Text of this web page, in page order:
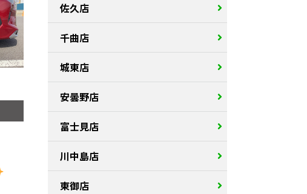
佐久店
千曲店
城東店
安曇野店
富士見店
川中島店
東御店